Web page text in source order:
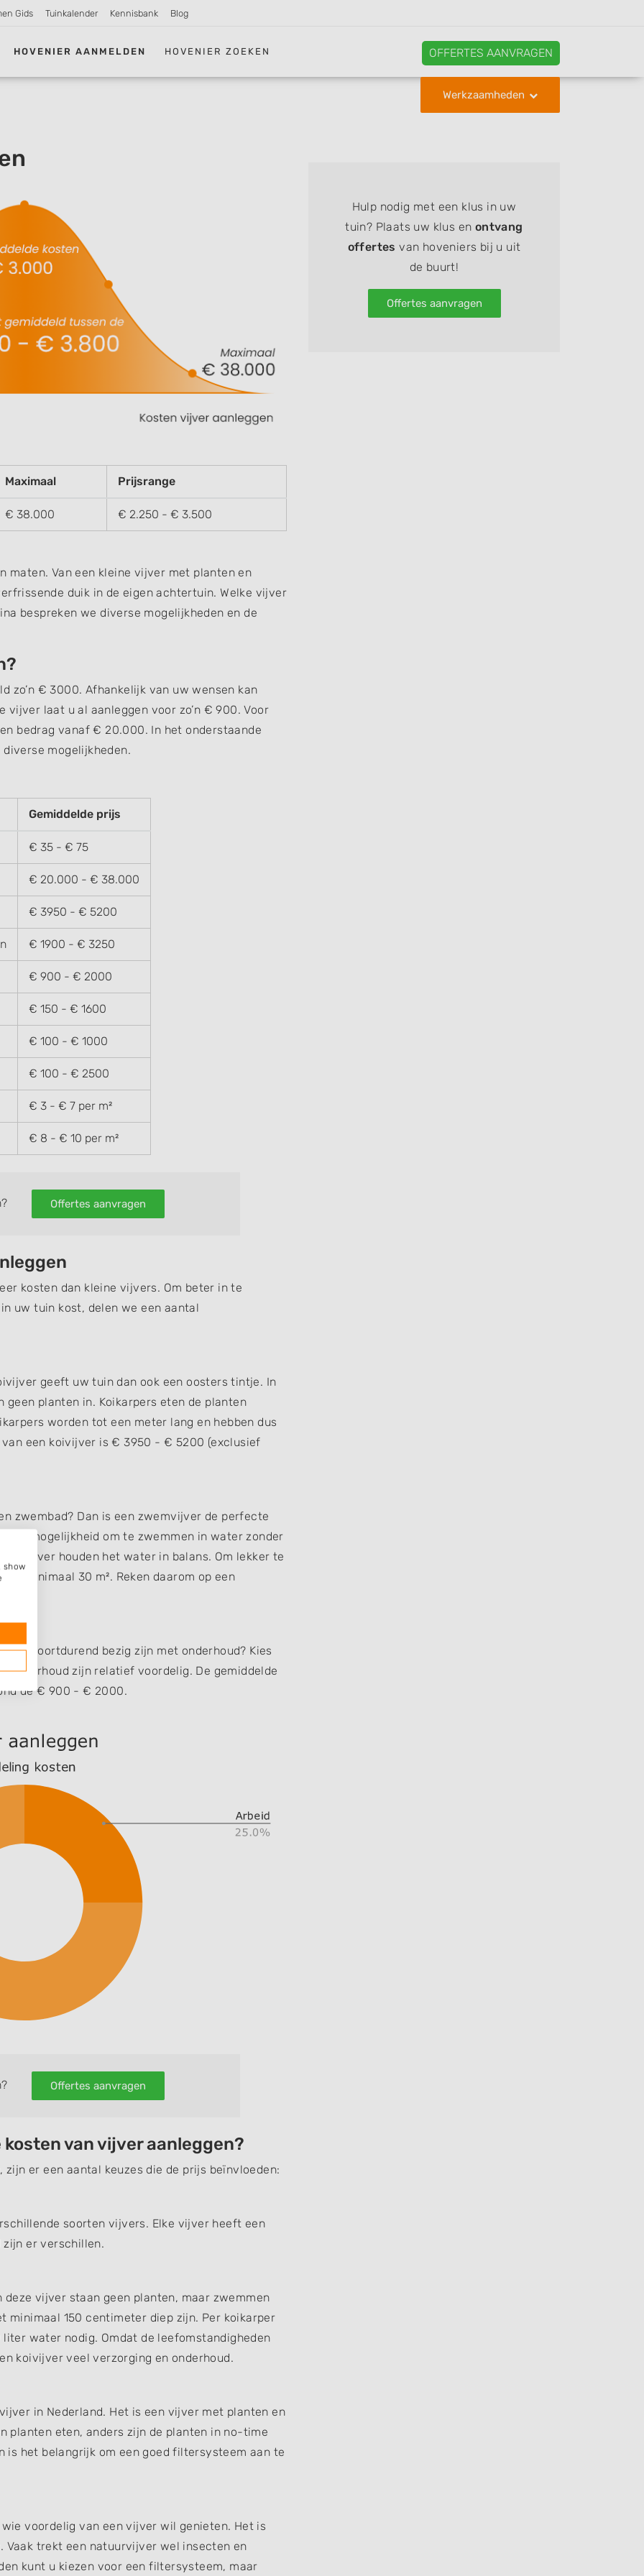
Gids Tuinkalender Kennisbank Blog
HOVENIER AANMELDEN HOVENIER ZOEKEN OFFERTES AANVRAGEN
Werkzaamheden
Maximaal Prijsrange
€ 38.000 € 2.250 - € 3.500
maten. Van een kleine vijver met planten en
duik in de eigen achtertuin. Welke vijver
bespreken we diverse mogelijkheden en de
zo’n € 3000. Afhankelijk van uw wensen kan
vijver laat u al aanleggen voor zo’n € 900. Voor
bedrag vanaf € 20.000. In het onderstaande
mogelijkheden.
Gemiddelde prijs
€ 35 - € 75
€ 20.000 - € 38.000
€ 3950 - € 5200
€ 1900 - € 3250
€ 900 - € 2000
€ 150 - € 1600
€ 100 - € 1000
€ 100 - € 2500
€ 3 - € 7 per m²
€ 8 - € 10 per m²
Offertes aanvragen
kosten dan kleine vijvers. Om beter in te
uw tuin kost, delen we een aantal
geeft uw tuin dan ook een oosters tintje. In
planten in. Koikarpers eten de planten
worden tot een meter lang en hebben dus
een koivijver is € 3950 - € 5200 (exclusief
zwembad? Dan is een zwemvijver de perfecte
de mogelijkheid om te zwemmen in water zonder
vijver houden het water in balans. Om lekker te
minimaal 30 m². Reken daarom op een
voortdurend bezig zijn met onderhoud? Kies
onderhoud zijn relatief voordelig. De gemiddelde
de € 900 - € 2000.
Offertes aanvragen
van vijver aanleggen?
er een aantal keuzes die de prijs beïnvloeden:
soorten vijvers. Elke vijver heeft een
zijn er verschillen.
vijver staan geen planten, maar zwemmen
minimaal 150 centimeter diep zijn. Per koikarper
water nodig. Omdat de leefomstandigheden
koivijver veel verzorging en onderhoud.
in Nederland. Het is een vijver met planten en
planten eten, anders zijn de planten in no-time
is het belangrijk om een goed filtersysteem aan te
voordelig van een vijver wil genieten. Het is
Vaak trekt een natuurvijver wel insecten en
kunt u kiezen voor een filtersysteem, maar
Hulp nodig met een klus in uw
tuin? Plaats uw klus en ontvang
offertes van hoveniers bij u uit
de buurt!
Offertes aanvragen
show